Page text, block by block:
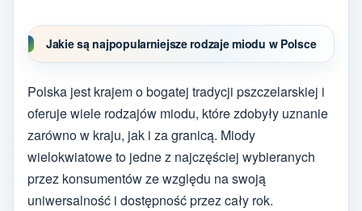
Jakie są najpopularniejsze rodzaje miodu w Polsce
Polska jest krajem o bogatej tradycji pszczelarskiej i
oferuje wiele rodzajów miodu, które zdobyły uznanie
zarówno w kraju, jak i za granicą. Miody
wielokwiatowe to jedne z najczęściej wybieranych
przez konsumentów ze względu na swoją
uniwersalność i dostępność przez cały rok.